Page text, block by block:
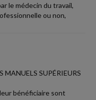
le médecin du travail,
ou non,
MANUELS SUPÉRIEURS
bénéficiaire sont